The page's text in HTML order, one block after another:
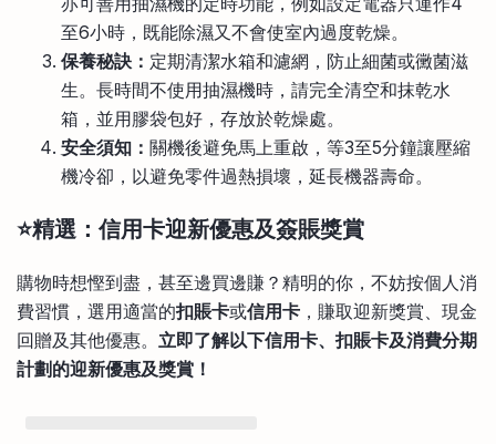
至6小時，既能除濕又不會使室內過度乾燥。
保養秘訣： 定期清潔水箱和濾網，防止細菌或黴菌滋
生。長時間不使用抽濕機時，請完全清空和抹乾水
箱，並用膠袋包好，存放於乾燥處。
安全須知： 關機後避免馬上重啟，等3至5分鐘讓壓縮
機冷卻，以避免零件過熱損壞，延長機器壽命。
⭐精選：信用卡迎新優惠及簽賬獎賞
購物時想慳到盡，甚至邊買邊賺？精明的你，不妨按個人消
費習慣，選用適當的扣賬卡或信用卡 ，賺取迎新獎賞、現金
回贈及其他優惠。 立即了解以下信用卡、扣賬卡及消費分期
計劃的迎新優惠及獎賞！